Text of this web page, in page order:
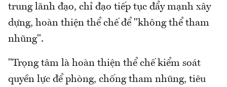
trung lãnh đạo, chỉ đạo tiếp tục đẩy mạnh xây
dựng, hoàn thiện thể chế để "không thể tham
nhũng".
"Trọng tâm là hoàn thiện thể chế kiểm soát
quyền lực để phòng, chống tham nhũng, tiêu